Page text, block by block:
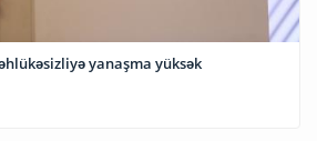
yanaşma yüksək